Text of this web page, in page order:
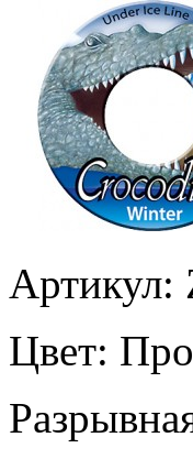
Артикул:
Цвет: